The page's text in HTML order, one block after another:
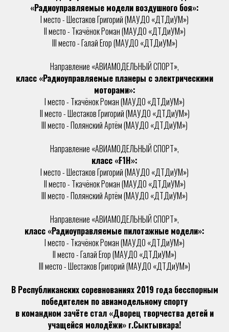
«Радиоуправляемые модели воздушного боя»:
I место - Шестаков Григорий (МАУДО «ДТДиУМ»)
II место - Ткачёнок Роман (МАУДО «ДТДиУМ»)
III место - Галай Егор (МАУДО «ДТДиУМ»)
Направление «АВИАМОДЕЛЬНЫЙ СПОРТ»,
класс «Радиоуправляемые планеры с электрическими
моторами»:
I место - Ткачёнок Роман (МАУДО «ДТДиУМ»)
II место - Шестаков Григорий (МАУДО «ДТДиУМ»)
III место - Полянский Артём (МАУДО «ДТДиУМ»)
Направление «АВИАМОДЕЛЬНЫЙ СПОРТ»,
класс «F1H»:
I место - Шестаков Григорий (МАУДО «ДТДиУМ»)
II место - Ткачёнок Роман (МАУДО «ДТДиУМ»)
III место - Полянский Артём (МАУДО «ДТДиУМ»)
Направление «АВИАМОДЕЛЬНЫЙ СПОРТ»,
класс «Радиоуправляемые пилотажные модели»:
I место - Ткачёнок Роман (МАУДО «ДТДиУМ»)
II место - Галай Егор (МАУДО «ДТДиУМ»)
III место - Шестаков Григорий (МАУДО «ДТДиУМ»)
В Республиканских соревнованиях 2019 года бесспорным
победителем по авиамодельному спорту
в командном зачёте стал «Дворец творчества детей и
учащейся молодёжи» г.Сыктывкара!